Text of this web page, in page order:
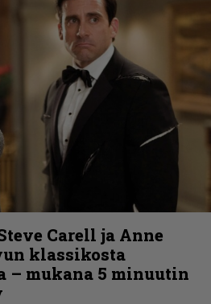
Carell ja Anne
klassikosta
– mukana 5 minuutin